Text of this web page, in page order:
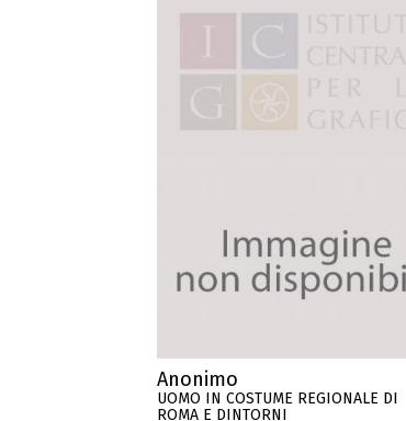
Anonimo
UOMO IN COSTUME REGIONALE DI
ROMA E DINTORNI